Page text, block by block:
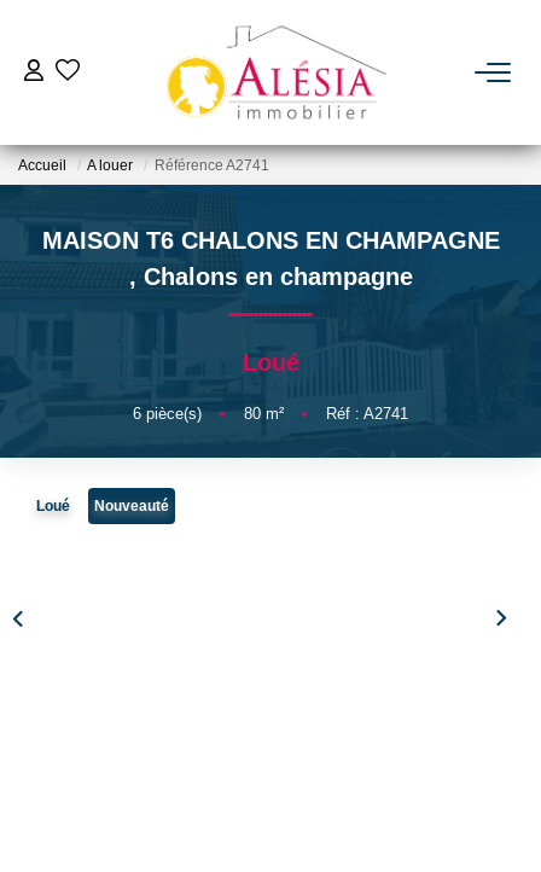
ACHETER
BIENS VENDUS / LOUÉS
NOTRE AGENCE
Accueil A louer Référence A2741
MAISON T6 CHALONS EN CHAMPAGNE
, Chalons en champagne
Loué
6 pièce(s) • 80 m² • Réf : A2741
Loué Nouveauté